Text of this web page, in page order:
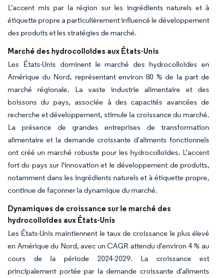
L'accent mis par la région sur les ingrédients naturels et à
étiquette propre a particulièrement influencé le développement
des produits et les stratégies de marché.
Marché des hydrocolloïdes aux États-Unis
Les États-Unis dominent le marché des hydrocolloïdes en
Amérique du Nord, représentant environ 80 % de la part de
marché régionale. La vaste industrie alimentaire et des
boissons du pays, associée à des capacités avancées de
recherche et développement, stimule la croissance du marché.
La présence de grandes entreprises de transformation
alimentaire et la demande croissante d'aliments fonctionnels
ont créé un marché robuste pour les hydrocolloïdes. L'accent
fort du pays sur l'innovation et le développement de produits,
notamment dans les ingrédients naturels et à étiquette propre,
continue de façonner la dynamique du marché.
Dynamiques de croissance sur le marché des
hydrocolloïdes aux États-Unis
Les États-Unis maintiennent le taux de croissance le plus élevé
en Amérique du Nord, avec un CAGR attendu d'environ 4 % au
cours de la période 2024-2029. La croissance est
principalement portée par la demande croissante d'aliments